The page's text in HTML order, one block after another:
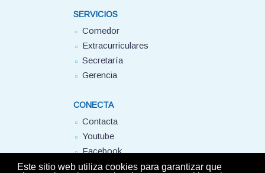
Este sitio web utiliza cookies para garantizar que
SERVICIOS
Comedor
Extracurriculares
Secretaría
Gerencia
CONECTA
Contacta
Youtube
Facebook
FUHEM